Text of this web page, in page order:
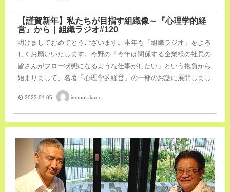
【謹賀新年】私たちが目指す組織像～『心理学的経
営』から｜組織ラジオ#120
明けましておめでとうございます。本年も「組織ラジオ」をよろ
しくお願いいたします。今野の「今年は関係する企業様の社員の
皆さんがフロー状態になるような仕事がしたい」という抱負から
始まりまして。名著「心理学的経営」の一部のお話に展開しまし
た。
2023.01.05 imanotakano